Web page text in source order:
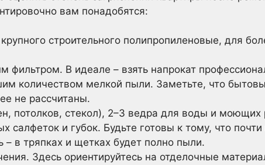
вам понадобятся:
строительного полипропиленовые, для
В идеале – взять напрокат
количеством мелкой пыли. Заметьте, что
не рассчитаны.
потолков, стекол), 2–3 ведра для воды и моющих
и губок. Будьте готовы к тому, что почти
– в тряпках и щетках будет полно пыли.
Здесь ориентируйтесь на отделочные